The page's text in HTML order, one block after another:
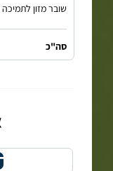
שובר מזון
סה"כ